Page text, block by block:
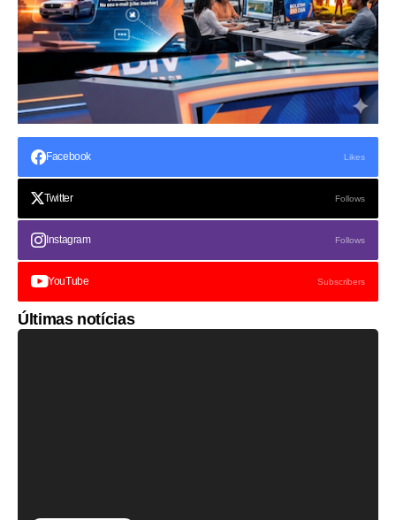
Facebook Likes
Twitter Follows
Instagram Follows
YouTube Subscribers
Últimas notícias